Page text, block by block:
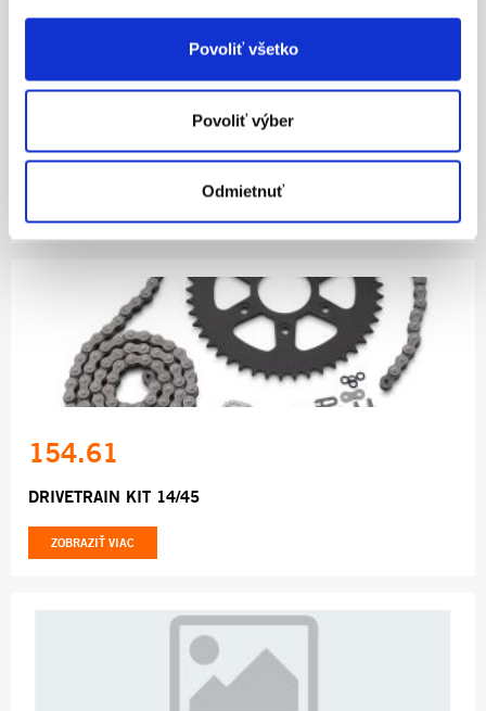
Povoliť všetko
Povoliť výber
Odmietnuť
SHOCK ABSORBER SPRING
154.61
DRIVETRAIN KIT 14/45
ZOBRAZIŤ VIAC